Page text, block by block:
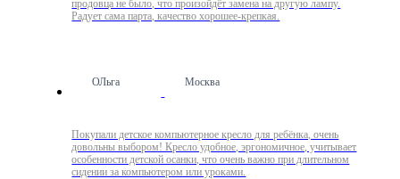
продовца не было, что произойдёт замена на другую лампу.
Радует сама парта, качество хорошее-крепкая.
ОЛьга Москва
Покупали детское компьютерное кресло для ребёнка, очень
довольны выбором! Кресло удобное, эргономичное, учитывает
особенности детской осанки, что очень важно при длительном
сидении за компьютером или уроками.